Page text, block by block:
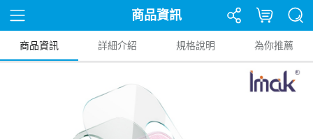
商品資訊
商品資訊 詳細介紹 規格說明 為你推薦